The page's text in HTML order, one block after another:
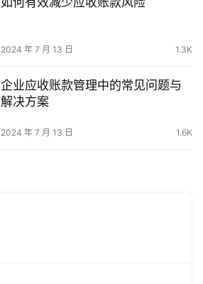
2024 年 7 月 13 日 1.3K
企业应收账款管理中的常见问题与
解决方案
2024 年 7 月 13 日 1.6K